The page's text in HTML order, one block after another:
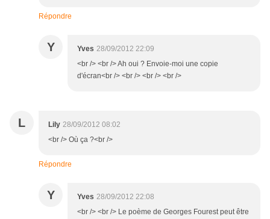
Répondre
Y Yves 28/09/2012 22:09
<br /> <br /> Ah oui ? Envoie-moi une copie
d'écran<br /> <br /> <br /> <br />
L Lily 28/09/2012 08:02
<br /> Où ça ?<br />
Répondre
Y Yves 28/09/2012 22:08
<br /> <br /> Le poème de Georges Fourest peut être